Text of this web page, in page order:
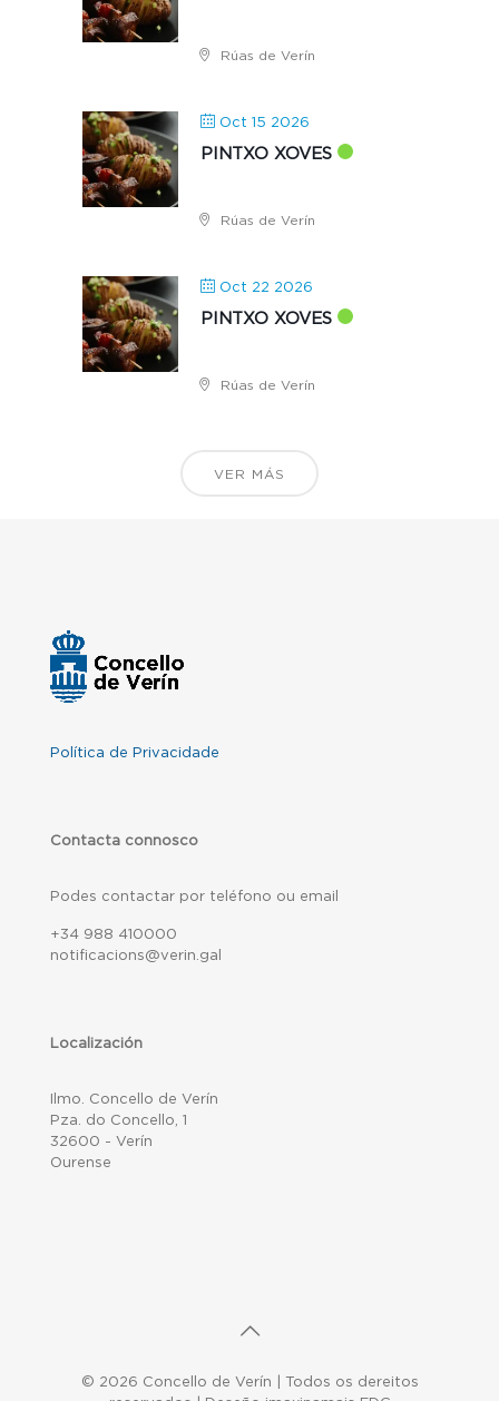
Rúas de Verín
Oct 15 2026
PINTXO XOVES
Rúas de Verín
Oct 22 2026
PINTXO XOVES
Rúas de Verín
VER MÁS
Política de Privacidade
Contacta connosco
Podes contactar por teléfono ou email
+34 988 410000
notificacions@verin.gal
Localización
Ilmo. Concello de Verín
Pza. do Concello, 1
32600 - Verín
Ourense
© 2026 Concello de Verín | Todos os dereitos